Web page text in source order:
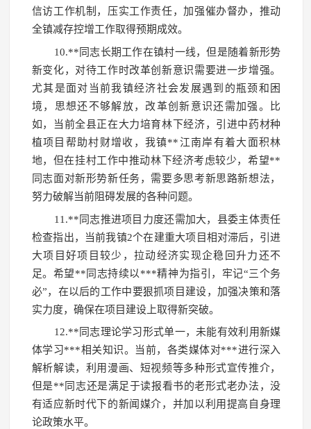
信访工作机制，压实工作责任，加强催办督办，推动
全镇减存控增工作取得预期成效。
10.**同志长期工作在镇村一线，但是随着新形势
新变化，对待工作时改革创新意识需要进一步增强。
尤其是面对当前我镇经济社会发展遇到的瓶颈和困
境，思想还不够解放，改革创新意识还需加强。比
如，当前全县正在大力培育林下经济，引进中药材种
植项目帮助村财增收，我镇**江南岸有着大面积林
地，但在挂村工作中推动林下经济考虑较少，希望**
同志面对新形势新任务，需要多思考新思路新想法，
努力破解当前阻碍发展的各种问题。
11.**同志推进项目力度还需加大，县委主体责任
检查指出，当前我镇2个在建重大项目相对滞后，引进
大项目好项目较少，拉动经济实现企稳回升力还不
足。希望**同志持续以***精神为指引，牢记“三个务
必”，在以后的工作中要狠抓项目建设，加强决策和落
实力度，确保在项目建设上取得新突破。
12.**同志理论学习形式单一，未能有效利用新媒
体学习***相关知识。当前，各类媒体对***进行深入
解析解读，利用漫画、短视频等多种形式宣传推介，
但是**同志还是满足于读报看书的老形式老办法，没
有适应新时代下的新闻媒介，并加以利用提高自身理
论政策水平。